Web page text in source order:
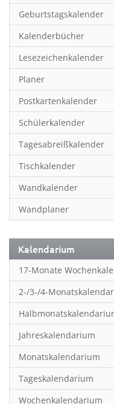
Fotokunst
Frauen
Fußball
Geburtstagskalender
Hobby & Basteln
Humor & Cartoon
Inpiration &
Inspiration &
Inspiration &
Kinderkalender
Kunst
Länder & Städte
Landschaft & Natur
Lifestyle
Literatur
Manga & Animé
Neutrale Kalender
Partner- & Wandplaner
Planung & Organisation
Geburtstagskalender
Kalenderbücher
Lesezeichenkalender
Planer
Postkartenkalender
Schülerkalender
Tagesabreißkalender
Tischkalender
Wandkalender
Wandplaner
Kalendarium
17-Monate
2-/3-/4-
Jahreskalendarium
Monatskalendarium
Tageskalendarium
Wochenkalendarium